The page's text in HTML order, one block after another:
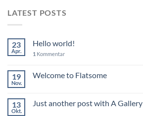
LATEST POSTS
23
Apr.
Hello world!
1 Kommentar
19
Nov.
Welcome to Flatsome
13
Okt.
Just another post with A Gallery